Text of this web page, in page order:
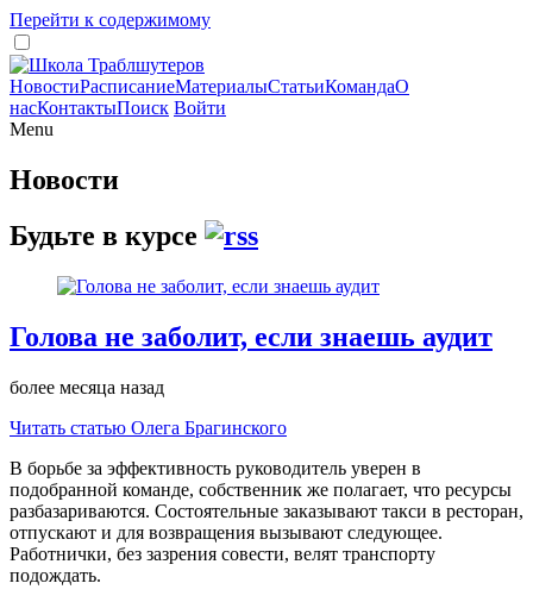
Перейти к содержимому
НовостиРасписаниеМатериалыСтатьиКомандаО
насКонтактыПоиск Войти
Menu
Новости
Будьте в курсе
Голова не заболит, если знаешь аудит
более месяца назад
Читать статью Олега Брагинского
В борьбе за эффективность руководитель уверен в
подобранной команде, собственник же полагает, что ресурсы
разбазариваются. Состоятельные заказывают такси в ресторан,
отпускают и для возвращения вызывают следующее.
Работнички, без зазрения совести, велят транспорту
подождать.